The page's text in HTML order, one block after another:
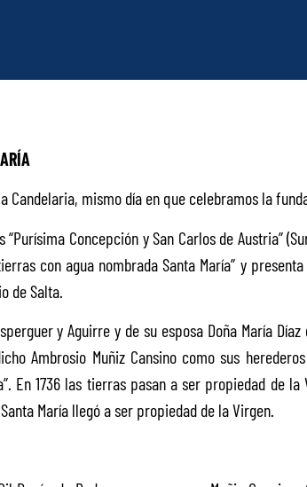
mismo día en que celebramos la
Concepción y San Carlos de Austria”
con agua nombrada Santa María” y
de Salta.
y Aguirre y de su esposa Doña María Díaz
Ambrosio Muñiz Cansino como sus
1736 las tierras pasan a ser propiedad de
María llegó a ser propiedad de la Virgen.